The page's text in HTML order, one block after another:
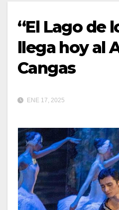
“El Lago de
llega hoy al
Cangas
ENE 17, 2025